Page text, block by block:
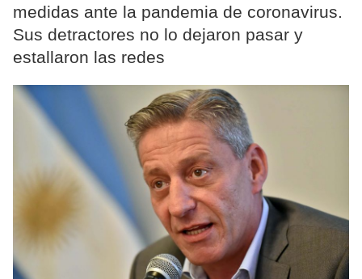
medidas ante la pandemia de coronavirus.
Sus detractores no lo dejaron pasar y
estallaron las redes